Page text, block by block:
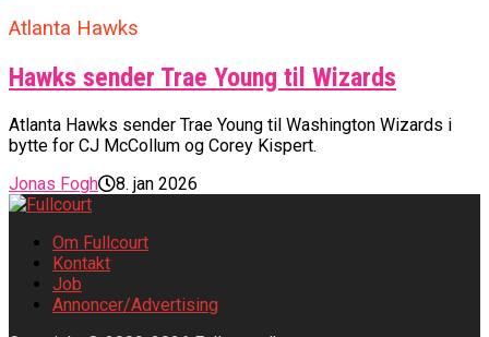
Atlanta Hawks
Hawks sender Trae Young til Wizards
Atlanta Hawks sender Trae Young til Washington Wizards i
bytte for CJ McCollum og Corey Kispert.
Jonas Fogh
8. jan 2026
Om Fullcourt
Kontakt
Job
Annoncer/Advertising